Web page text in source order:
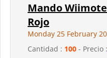
Mando
Rojo
Monday 25 February
Cantidad : 100 - Precio :